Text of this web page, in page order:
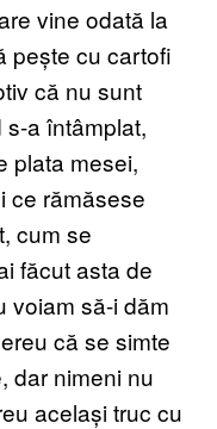
vine odată la
pește cu cartofi
că nu sunt
a întâmplat,
plata mesei,
ce rămăsese
cum se
făcut asta de
voiam să-i dăm
că se simte
dar nimeni nu
același truc cu